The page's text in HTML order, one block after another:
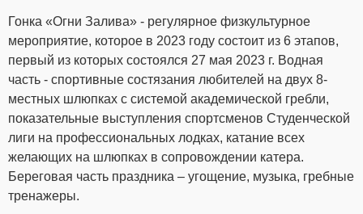
Гонка «Огни Залива» - регулярное физкультурное
мероприятие, которое в 2023 году состоит из 6 этапов,
первый из которых состоялся 27 мая 2023 г. Водная
часть - спортивные состязания любителей на двух 8-
местных шлюпках с системой академической гребли,
показательные выступления спортсменов Студенческой
лиги на профессиональных лодках, катание всех
желающих на шлюпках в сопровождении катера.
Береговая часть праздника – угощение, музыка, гребные
тренажеры.